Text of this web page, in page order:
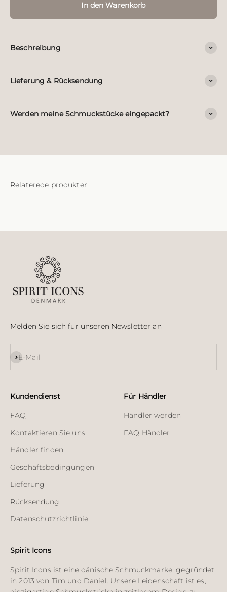
In den Warenkorb
Beschreibung
Lieferung & Rücksendung
Werden meine Schmuckstücke eingepackt?
Melden Sie sich für unseren Newsletter an
E-Mail
Abonnieren
Kundendienst
FAQ
Kontaktieren Sie uns
Händler finden
Geschäftsbedingungen
Lieferung
Rücksendung
Datenschutzrichtlinie
Für Händler
Händler werden
FAQ Händler
Spirit Icons
Spirit Icons ist eine dänische Schmuckmarke, gegründet
in 2013 von Tim und Daniel. Unsere Leidenschaft ist es,